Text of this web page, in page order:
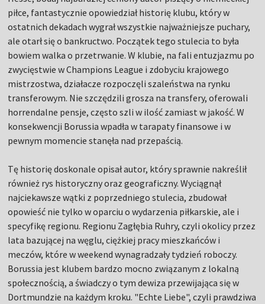
piłce, fantastycznie opowiedział historię klubu, który w
ostatnich dekadach wygrał wszystkie najważniejsze puchary,
ale otarł się o bankructwo. Początek tego stulecia to była
bowiem walka o przetrwanie. W klubie, na fali entuzjazmu po
zwycięstwie w Champions League i zdobyciu krajowego
mistrzostwa, działacze rozpoczęli szaleństwa na rynku
transferowym. Nie szczędzili grosza na transfery, oferowali
horrendalne pensje, często szli w ilość zamiast w jakość. W
konsekwencji Borussia wpadła w tarapaty finansowe i w
pewnym momencie stanęła nad przepaścią.
Tę historię doskonale opisał autor, który sprawnie nakreślił
również rys historyczny oraz geograficzny. Wyciągnął
najciekawsze wątki z poprzedniego stulecia, zbudował
opowieść nie tylko w oparciu o wydarzenia piłkarskie, ale i
specyfikę regionu. Regionu Zagłębia Ruhry, czyli okolicy przez
lata bazującej na węglu, ciężkiej pracy mieszkańców i
meczów, które w weekend wynagradzały tydzień roboczy.
Borussia jest klubem bardzo mocno związanym z lokalną
społecznością, a świadczy o tym dewiza przewijająca się w
Dortmundzie na każdym kroku. "Echte Liebe", czyli prawdziwa